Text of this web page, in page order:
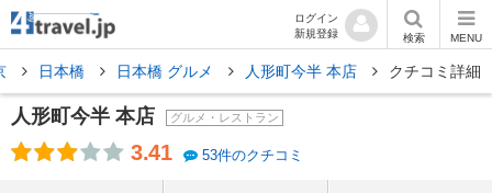
ログイン
新規登録
検索 MENU
日本橋 日本橋 グルメ 人形町今半 本店 クチコミ詳細
人形町今半 本店 グルメ・レストラン
3.41 53件のクチコミ